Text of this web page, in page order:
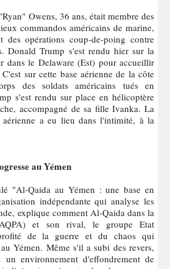
Owens, 36 ans, était membre des
commandos américains de marine,
des opérations coup-de-poing contre
Donald Trump s'est rendu hier sur la
dans le Delaware (Est) pour accueillir
sur cette base aérienne de la côte
des soldats américains tués en
s'est rendu sur place en hélicoptère
accompagné de sa fille Ivanka. La
aérienne a eu lieu dans l'intimité, à la
au Yémen
"Al-Qaida au Yémen : une base en
indépendante qui analyse les
explique comment Al-Qaida dans la
et son rival, le groupe Etat
de la guerre et du chaos qui
Yémen. Même s'il a subi des revers,
un environnement d'effondrement de